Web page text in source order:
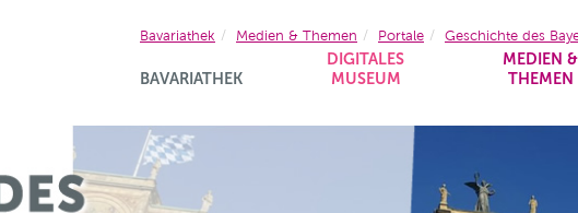
BAVARIATHEK
DIGITALES
MUSEUM
MEDIEN &
THEMEN
Bavariathek Medien & Themen Portale Geschichte des